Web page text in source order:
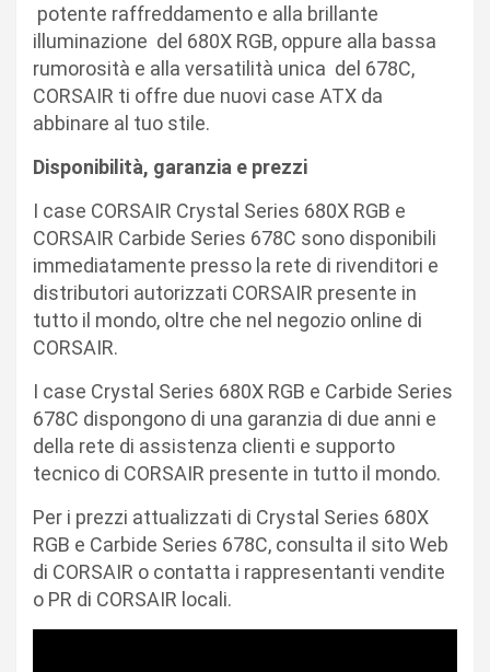
potente raffreddamento e alla brillante
illuminazione del 680X RGB, oppure alla bassa
rumorosità e alla versatilità unica del 678C,
CORSAIR ti offre due nuovi case ATX da
abbinare al tuo stile.
Disponibilità, garanzia e prezzi
I case CORSAIR Crystal Series 680X RGB e
CORSAIR Carbide Series 678C sono disponibili
immediatamente presso la rete di rivenditori e
distributori autorizzati CORSAIR presente in
tutto il mondo, oltre che nel negozio online di
CORSAIR.
I case Crystal Series 680X RGB e Carbide Series
678C dispongono di una garanzia di due anni e
della rete di assistenza clienti e supporto
tecnico di CORSAIR presente in tutto il mondo.
Per i prezzi attualizzati di Crystal Series 680X
RGB e Carbide Series 678C, consulta il sito Web
di CORSAIR o contatta i rappresentanti vendite
o PR di CORSAIR locali.